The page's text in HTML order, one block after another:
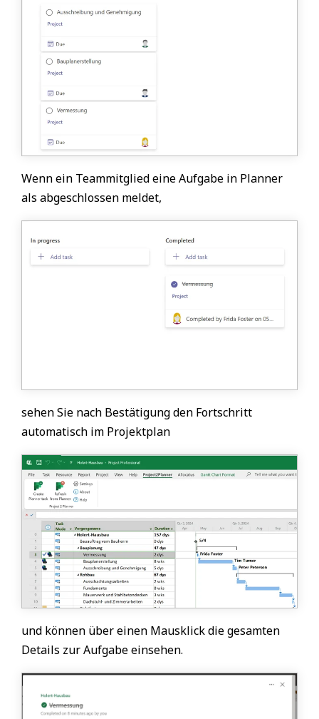
Wenn ein Teammitglied eine Aufgabe in Planner
als abgeschlossen meldet,
sehen Sie nach Bestätigung den Fortschritt
automatisch im Projektplan
und können über einen Mausklick die gesamten
Details zur Aufgabe einsehen.